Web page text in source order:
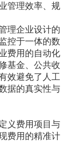
管理效率、规
理企业设计的
控于一体的数
费用的自动化
基金、公共收
效避免了人工
据的真实性与
义费用项目与
费用的精准计